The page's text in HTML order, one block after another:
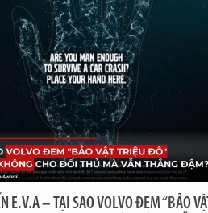
E.V.A – TẠI SAO VOLVO ĐEM “BẢO VẬT